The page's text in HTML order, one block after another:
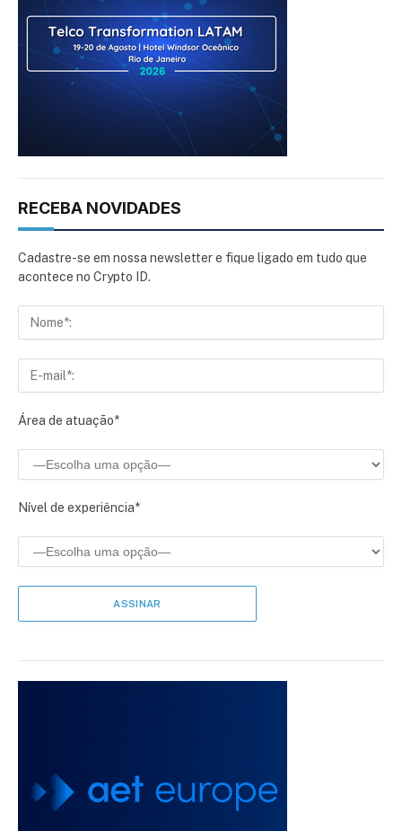
RECEBA NOVIDADES
Cadastre-se em nossa newsletter e fique ligado em tudo que
acontece no Crypto ID.
Área de atuação*
Nível de experiência*